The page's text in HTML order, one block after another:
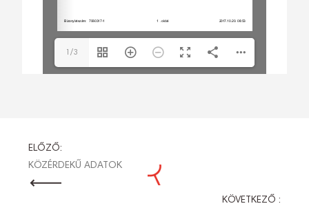
1/3
BEJEGYZÉS
NAVIGÁCIÓ
ELŐZŐ:
KÖZÉRDEKŰ ADATOK
KÖVETKEZŐ :